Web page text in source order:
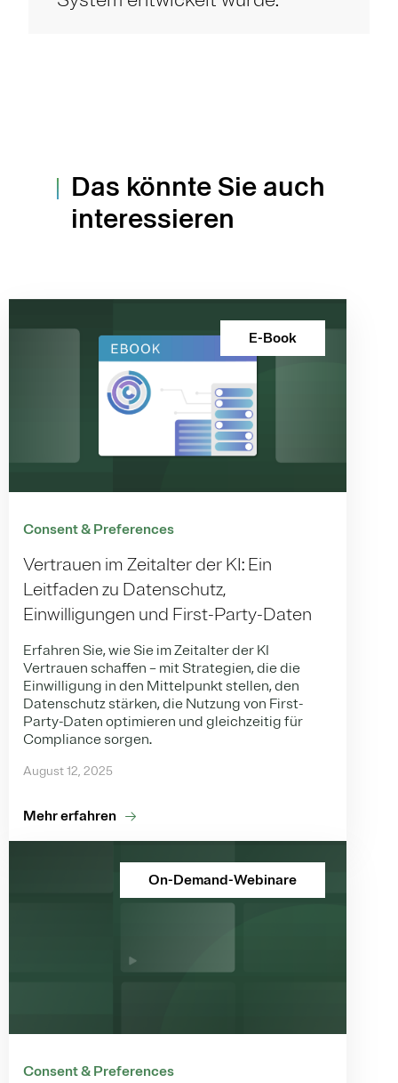
Das könnte Sie auch
interessieren
E-Book
Consent & Preferences
Vertrauen im Zeitalter der KI: Ein
Leitfaden zu Datenschutz,
Einwilligungen und First-Party-Daten
Erfahren Sie, wie Sie im Zeitalter der KI
Vertrauen schaffen – mit Strategien, die die
Einwilligung in den Mittelpunkt stellen, den
Datenschutz stärken, die Nutzung von First-
Party-Daten optimieren und gleichzeitig für
Compliance sorgen.
August 12, 2025
Mehr erfahren
On-Demand-Webinare
Consent & Preferences